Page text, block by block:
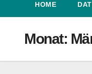
HOME
Monat: